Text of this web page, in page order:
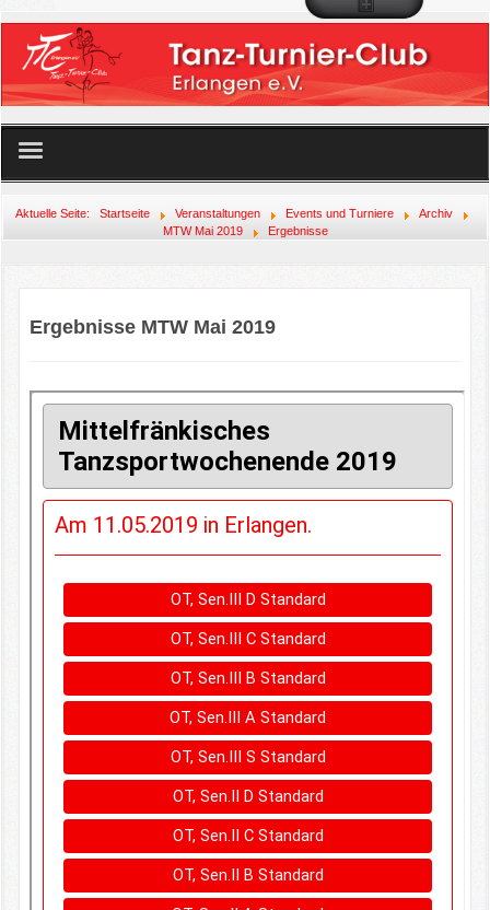
Links
Kontakt
Aktuelle Seite: Startseite Veranstaltungen Events und Turniere
Archiv
MTW Mai 2019
Ergebnisse
Ergebnisse MTW Mai 2019